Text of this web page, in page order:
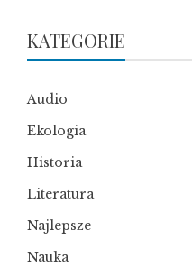
KATEGORIE
Audio
Ekologia
Historia
Literatura
Najlepsze
Nauka